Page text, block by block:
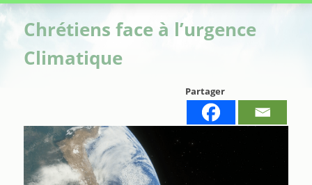
Chrétiens face à l’urgence
Climatique
Partager